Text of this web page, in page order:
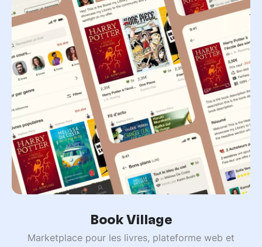
Book Village
Marketplace pour les livres, plateforme web et